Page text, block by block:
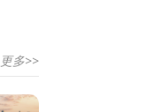
更多>>